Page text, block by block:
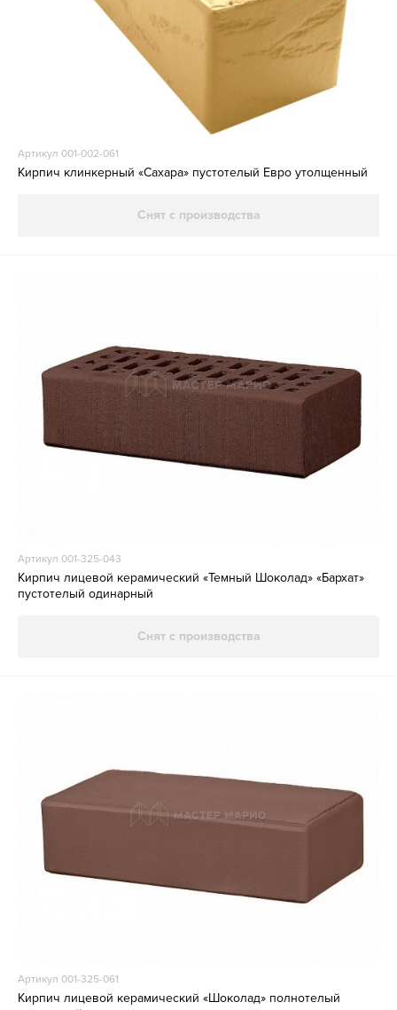
Артикул 001-002-061
Кирпич клинкерный «Сахара» пустотелый Евро утолщенный
Снят с производства
Артикул 001-325-043
Кирпич лицевой керамический «Темный Шоколад» «Бархат»
пустотелый одинарный
Снят с производства
Артикул 001-325-061
Кирпич лицевой керамический «Шоколад» полнотелый